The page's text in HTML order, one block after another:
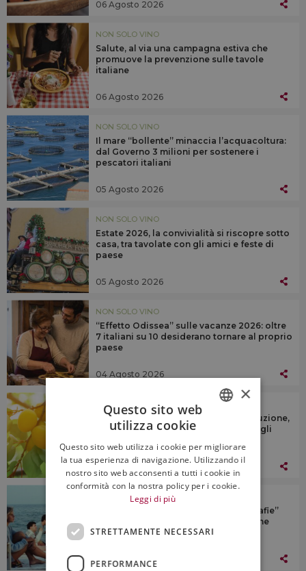
06 Agosto 2026
NON SOLO VINO
Salute, al via una campagna estiva che
promuove la prevenzione sulle tavole
italiane
06 Agosto 2026
NON SOLO VINO
Il mare “bollente” minaccia l’acquacoltura:
dal Governo 3 milioni per sostenere i
pescatori italiani
05 Agosto 2026
NON SOLO VINO
Estate 2026, la convivialità si riscopre sotto
casa, tra tavolate con gli amici e feste di
paese
05 Agosto 2026
NON SOLO VINO
“Effetto Odissea” sulle vacanze 2026: oltre
7 italiani su 10 desiderano tornare al proprio
paese
04 Agosto 2026
NON SOLO VINO
Ortofrutta, “il clima fa calare la produzione,
ma crollano del 20% i prezzi pagati agli
04 Agosto 2026
NON SOLO VINO
L’estate 2026 a tavola tra le “scenografie”
del Freakfood e i grandi classici, anche
nostalgici
04 Agosto 2026
ENGLISH
×
Questo sito web
utilizza cookie
Questo sito web utilizza i cookie per migliorare
la tua esperienza di navigazione. Utilizzando il
nostro sito web acconsenti a tutti i cookie in
conformità con la nostra policy per i cookie.
Leggi di più
STRETTAMENTE NECESSARI
PERFORMANCE